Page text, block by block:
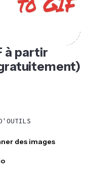
partir